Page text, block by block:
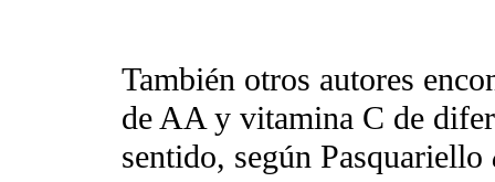
También otros autores
de AA y vitamina C de
sentido, según Pasquariello